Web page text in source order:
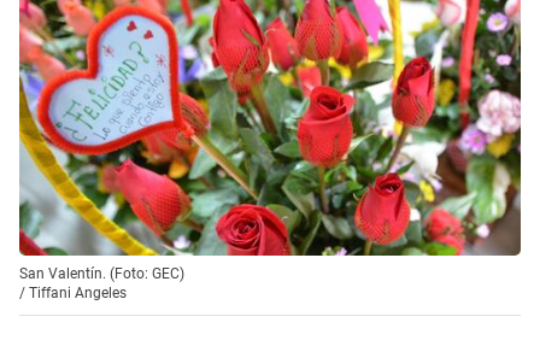
San Valentín. (Foto: GEC)
/ Tiffani Angeles